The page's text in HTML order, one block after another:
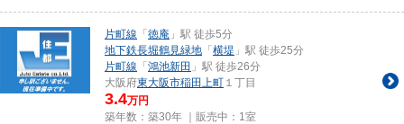
片町線 「 徳庵 」駅 徒歩5分
地下鉄長堀鶴見緑地 「 横堤 」駅 徒歩25分
片町線 「 鴻池新田 」駅 徒歩26分
大阪府東大阪市稲田上町 １丁目
3.4万円
築年数：築30年 ｜販売中： 1室